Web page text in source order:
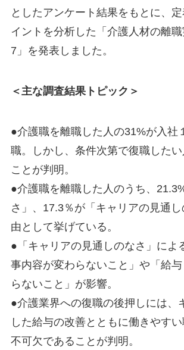
としたアンケート結果をもとに、
イントを分析した「介護人材の離
7」を発表しました。
＜主な調査結果トピック＞
●介護職を離職した人の31%が入社
職。しかし、条件次第で復職した
ことが判明。
●介護職を離職した人のうち、
さ」、17.3％が「キャリアの見通
由として挙げている。
●「キャリアの見通しのなさ」によ
事内容が変わらないこと」や「給
らないこと」が影響。
●介護業界への復職の後押しには、
した給与の改善とともに働きやす
不可欠であることが判明。